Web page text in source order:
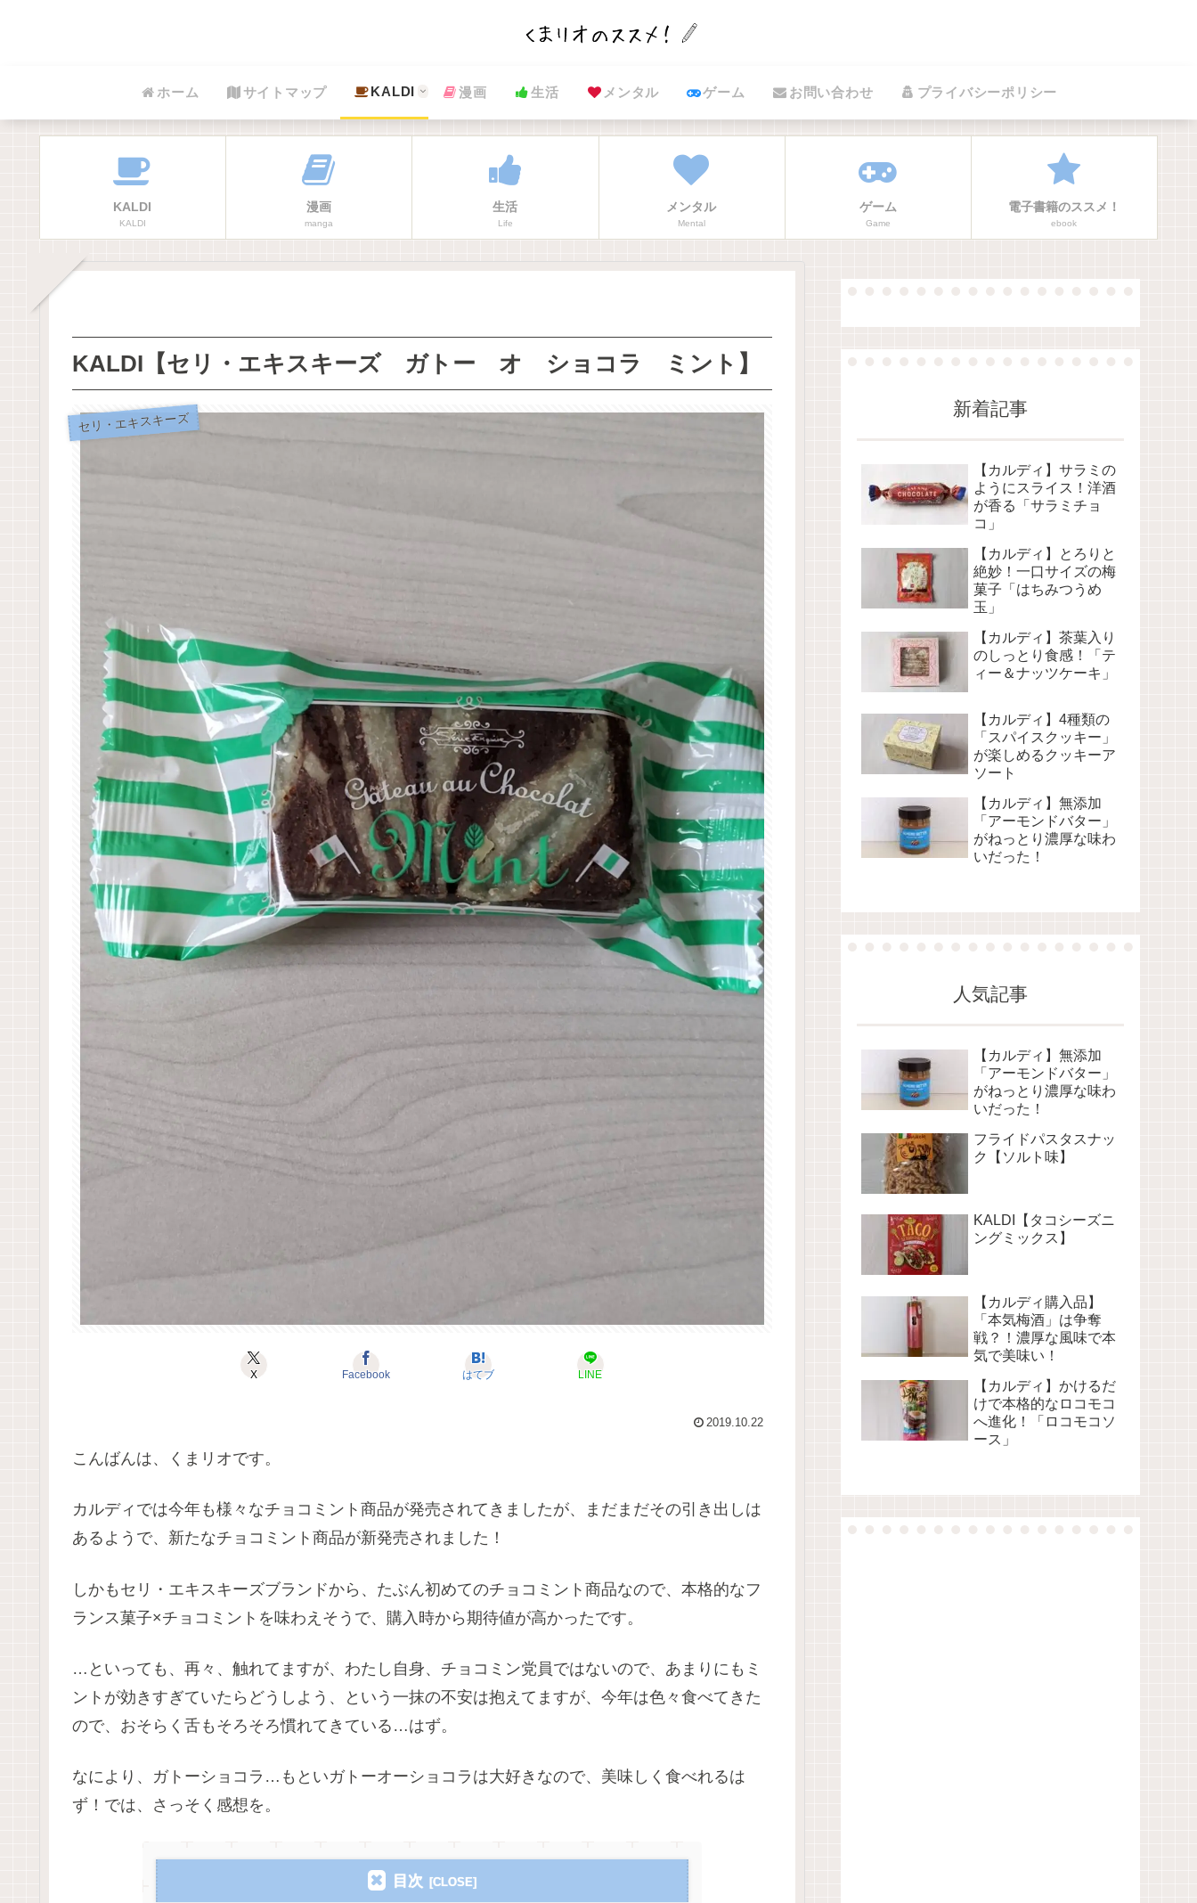
ホーム サイトマップ KALDI 漫画 生活 メンタル ゲーム お問い合わせ プライバシーポリシー
KALDI
KALDI
漫画
manga
生活
Life
メンタル
Mental
ゲーム
Game
電子書籍のススメ！
ebook
KALDI【セリ・エキスキーズ ガトー オ ショコラ ミント】
セリ・エキスキーズ
X Facebook はてブ LINE
2019.10.22
こんばんは、くまリオです。
カルディでは今年も様々なチョコミント商品が発売されてきましたが、まだまだその引き出しは
あるようで、新たなチョコミント商品が新発売されました！
しかもセリ・エキスキーズブランドから、たぶん初めてのチョコミント商品なので、本格的なフ
ランス菓子×チョコミントを味わえそうで、購入時から期待値が高かったです。
…といっても、再々、触れてますが、わたし自身、チョコミン党員ではないので、あまりにもミ
ントが効きすぎていたらどうしよう、という一抹の不安は抱えてますが、今年は色々食べてきた
ので、おそらく舌もそろそろ慣れてきている…はず。
なにより、ガトーショコラ…もといガトーオーショコラは大好きなので、美味しく食べれるは
ず！では、さっそく感想を。
目次
新着記事
【カルディ】サラミの
ようにスライス！洋酒
が香る「サラミチョ
コ」
【カルディ】とろりと
絶妙！一口サイズの梅
菓子「はちみつうめ
玉」
【カルディ】茶葉入り
のしっとり食感！「テ
ィー＆ナッツケーキ」
【カルディ】4種類の
「スパイスクッキー」
が楽しめるクッキーア
ソート
【カルディ】無添加
「アーモンドバター」
がねっとり濃厚な味わ
いだった！
人気記事
【カルディ】無添加
「アーモンドバター」
がねっとり濃厚な味わ
いだった！
フライドパスタスナッ
ク【ソルト味】
KALDI【タコシーズニ
ングミックス】
【カルディ購入品】
「本気梅酒」は争奪
戦？！濃厚な風味で本
気で美味い！
【カルディ】かけるだ
けで本格的なロコモコ
へ進化！「ロコモコソ
ース」